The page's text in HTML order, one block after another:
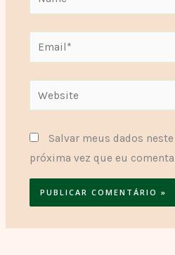
Email*
Website
Salvar meus dados
próxima vez que eu